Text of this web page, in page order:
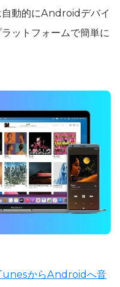
自動的にAndroidデバイ
ットフォームで簡単に
からAndroidへ音